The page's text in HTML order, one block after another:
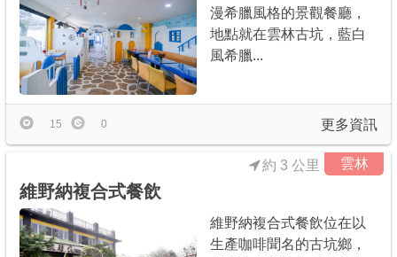
漫希臘風格的景觀餐廳，
地點就在雲林古坑，藍白
風希臘...
更多資訊
15 0
雲林
維野納複合式餐飲
約 3 公里
維野納複合式餐飲位在以
生產咖啡聞名的古坑鄉，